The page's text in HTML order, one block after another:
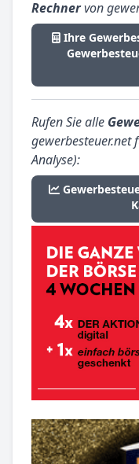
Rechnervon
Ihre
Rufen Sie alle
gewerbesteuer.net
Analyse):